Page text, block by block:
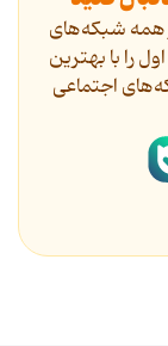
همه شبکه‌های
را با بهترین
اجتماعی